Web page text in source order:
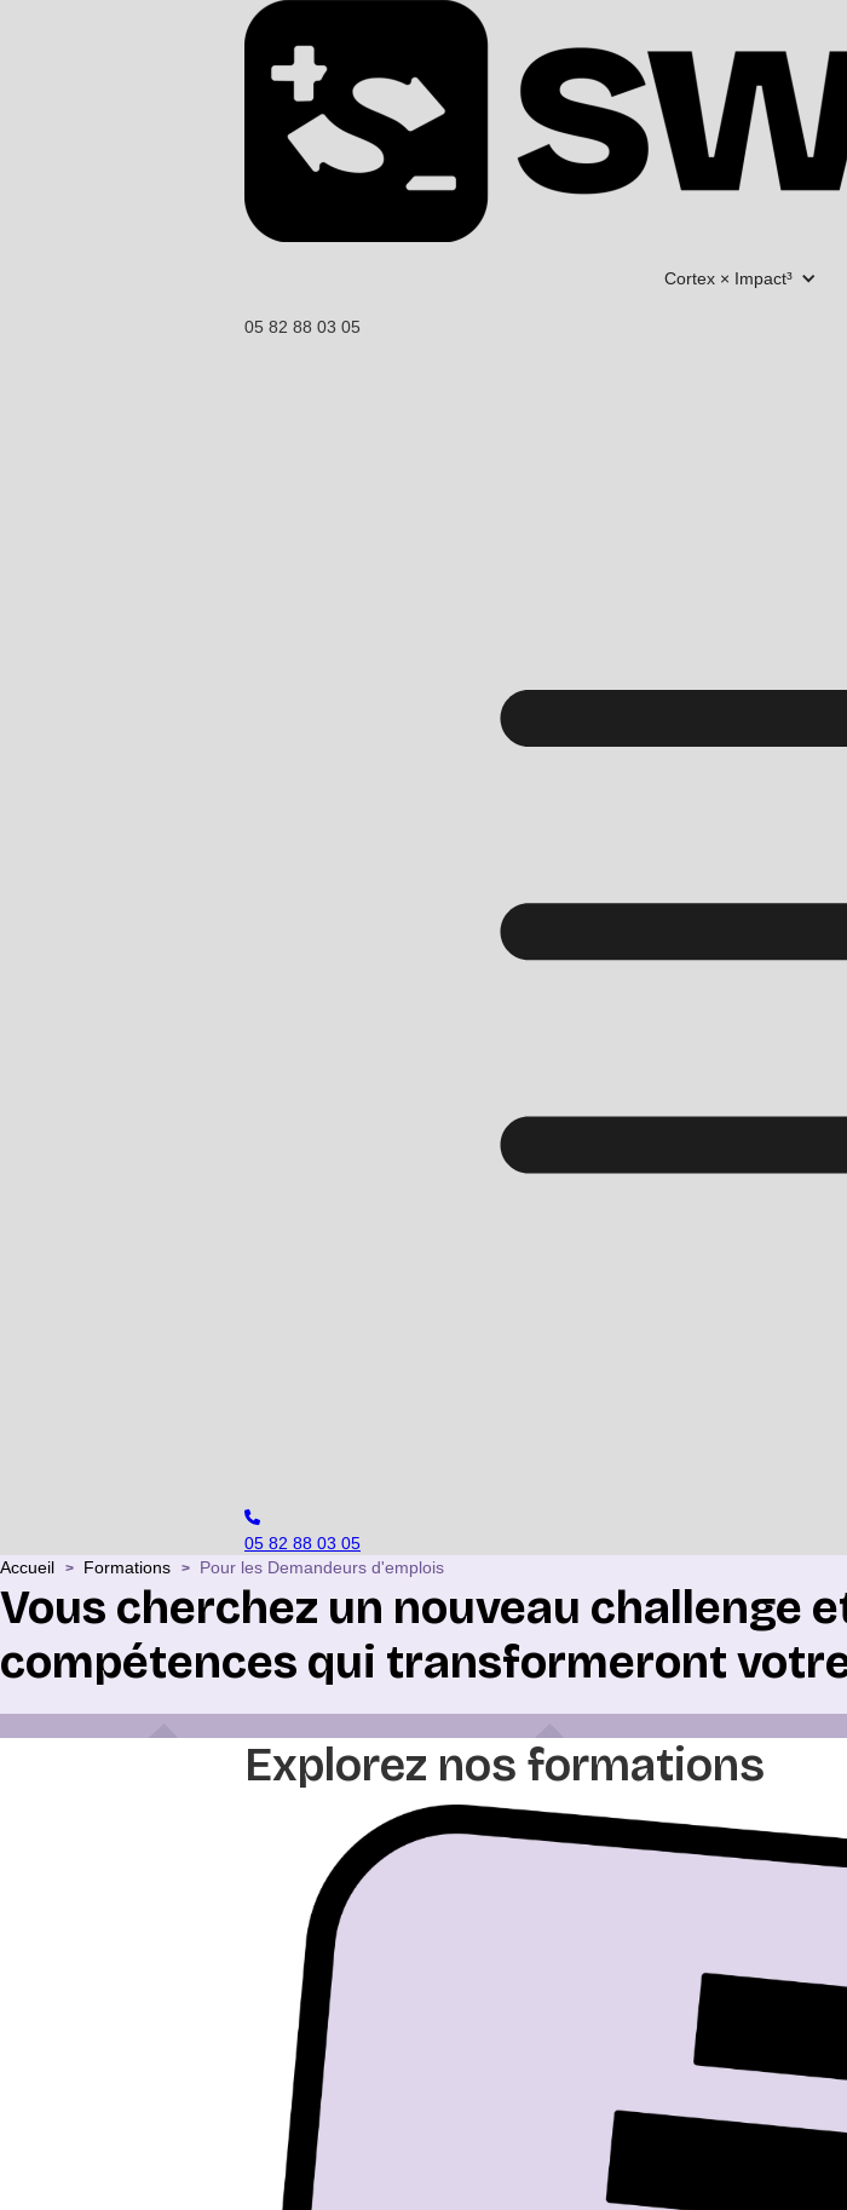
Cortex × Impact³
05 82 88 03 05
05 82 88 03 05
Accueil
> Formations > Pour les Demandeurs d'emplois
Vous cherchez un nouveau challenge
compétences qui transformeront
Explorez nos formations